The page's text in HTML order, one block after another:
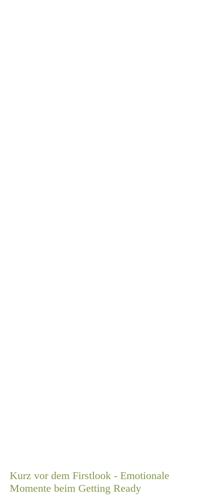
Kurz vor dem Firstlook - Emotionale
Momente beim Getting Ready